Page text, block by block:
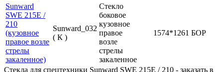
Sunward
SWE 215E /
210
(кузовное
правое возле
стрелы
закаленное)
Sunward_032
( К )
Стекло
боковое
кузовное
правое
возле
стрелы
закаленное
1574*1261 БОР
Стекла для спецтехники Sunward SWE 215E / 210 - заказать в